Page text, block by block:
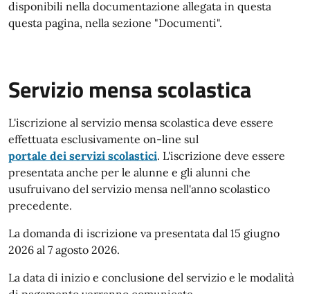
disponibili nella documentazione allegata in questa
questa pagina, nella sezione "Documenti".
Servizio mensa scolastica
L'iscrizione al servizio mensa scolastica deve essere
effettuata esclusivamente on-line sul
portale dei servizi scolastici. L'iscrizione deve essere
presentata anche per le alunne e gli alunni che
usufruivano del servizio mensa nell'anno scolastico
precedente.
La domanda di iscrizione va presentata dal 15 giugno
2026 al 7 agosto 2026.
La data di inizio e conclusione del servizio e le modalità